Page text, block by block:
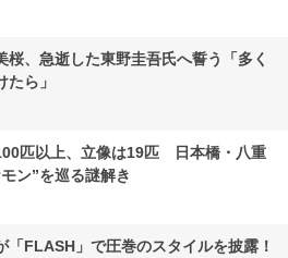
桜、急逝した東野圭吾氏へ誓う「多く
ら」
匹以上、立像は19匹 日本橋・八重
ン”を巡る謎解き
「FLASH」で圧巻のスタイルを披露！